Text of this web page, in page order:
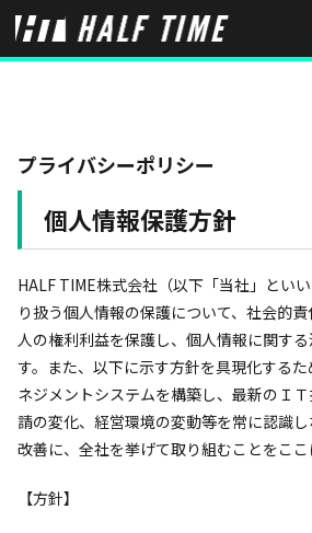
プライバシーポリシー
個人情報保護方針
HALF TIME株式会社（以下「当社」とい
り扱う個人情報の保護について、社会的
人の権利利益を保護し、個人情報に関す
す。また、以下に示す方針を具現化する
ネジメントシステムを構築し、最新のＩ
請の変化、経営環境の変動等を常に認識
改善に、全社を挙げて取り組むことをここ
【方針】